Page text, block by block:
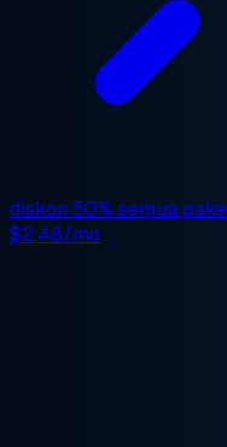
diskon 50% semua
$2.48/mo